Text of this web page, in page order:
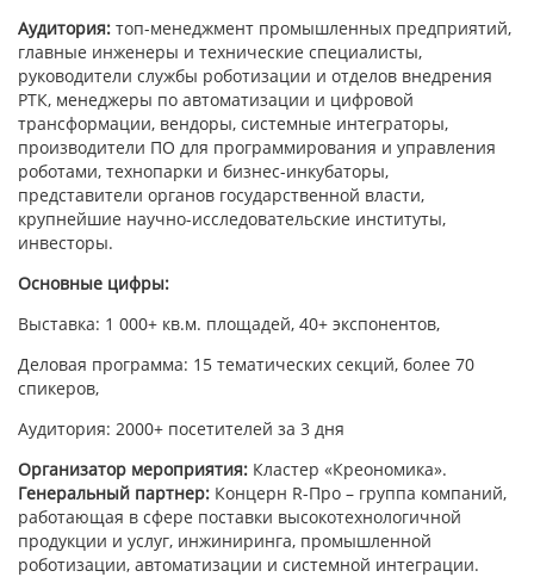
Аудитория: топ-менеджмент промышленных предприятий,
главные инженеры и технические специалисты,
руководители службы роботизации и отделов внедрения
РТК, менеджеры по автоматизации и цифровой
трансформации, вендоры, системные интеграторы,
производители ПО для программирования и управления
роботами, технопарки и бизнес-инкубаторы,
представители органов государственной власти,
крупнейшие научно-исследовательские институты,
инвесторы.
Основные цифры:
Выставка: 1 000+ кв.м. площадей, 40+ экспонентов,
Деловая программа: 15 тематических секций, более 70
спикеров,
Аудитория: 2000+ посетителей за 3 дня
Организатор мероприятия: Кластер «Креономика».
Генеральный партнер: Концерн R-Про – группа компаний,
работающая в сфере поставки высокотехнологичной
продукции и услуг, инжиниринга, промышленной
роботизации, автоматизации и системной интеграции.